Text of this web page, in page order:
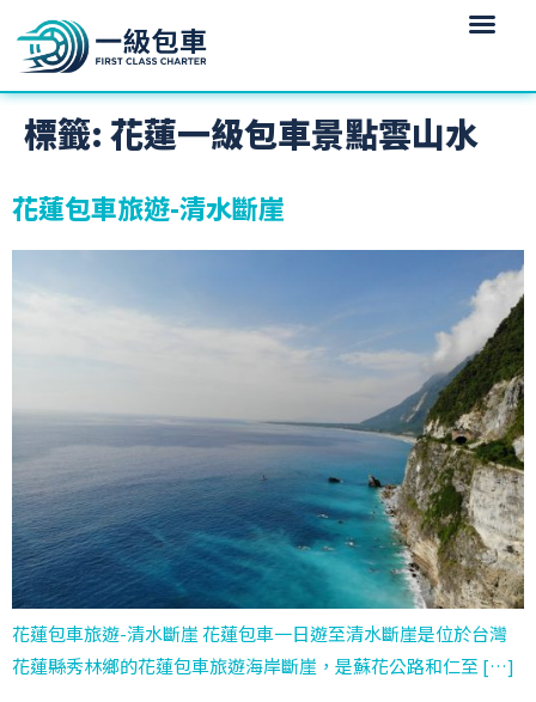
標籤: 花蓮一級包車景點雲山水
花蓮包車旅遊-清水斷崖
花蓮包車旅遊-清水斷崖 花蓮包車一日遊至清水斷崖是位於台灣
花蓮縣秀林鄉的花蓮包車旅遊海岸斷崖，是蘇花公路和仁至 […]